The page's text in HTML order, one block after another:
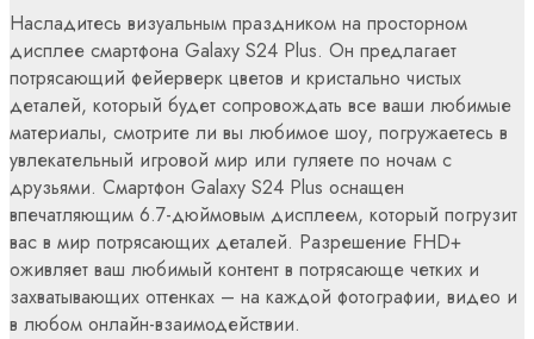
Насладитесь визуальным праздником на просторном
дисплее смартфона Galaxy S24 Plus. Он предлагает
потрясающий фейерверк цветов и кристально чистых
деталей, который будет сопровождать все ваши любимые
материалы, смотрите ли вы любимое шоу, погружаетесь в
увлекательный игровой мир или гуляете по ночам с
друзьями. Смартфон Galaxy S24 Plus оснащен
впечатляющим 6.7-дюймовым дисплеем, который погрузит
вас в мир потрясающих деталей. Разрешение FHD+
оживляет ваш любимый контент в потрясающе четких и
захватывающих оттенках – на каждой фотографии, видео и
в любом онлайн-взаимодействии.